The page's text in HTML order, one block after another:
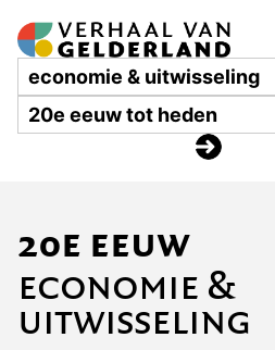
20e eeuw
economie &
uitwisseling